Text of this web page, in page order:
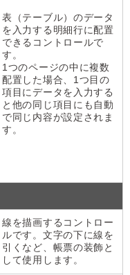
表（テーブル）のデータ
を入力する明細行に配置
できるコントロールで
す。
1つのページの中に複数
配置した場合、1つ目の
項目にデータを入力する
と他の同じ項目にも自動
で同じ内容が設定されま
す。
線を描画するコントロー
ルです。文字の下に線を
引くなど、帳票の装飾と
して使用します。